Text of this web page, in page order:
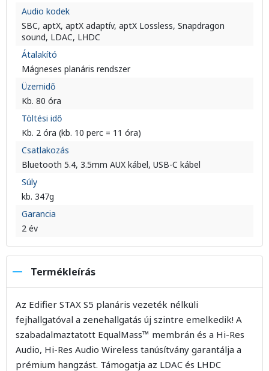
Audio kodek
SBC, aptX, aptX adaptív, aptX Lossless, Snapdragon
sound, LDAC, LHDC
Átalakító
Mágneses planáris rendszer
Üzemidő
Kb. 80 óra
Töltési idő
Kb. 2 óra (kb. 10 perc = 11 óra)
Csatlakozás
Bluetooth 5.4, 3.5mm AUX kábel, USB-C kábel
Súly
kb. 347g
Garancia
2 év
Termékleírás
Az Edifier STAX S5 planáris vezeték nélküli
fejhallgatóval a zenehallgatás új szintre emelkedik! A
szabadalmaztatott EqualMass™ membrán és a Hi-Res
Audio, Hi-Res Audio Wireless tanúsítvány garantálja a
prémium hangzást. Támogatja az LDAC és LHDC